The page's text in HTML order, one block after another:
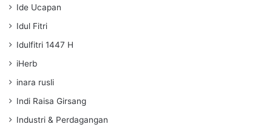
Ide Ucapan
Idul Fitri
Idulfitri 1447 H
iHerb
inara rusli
Indi Raisa Girsang
Industri & Perdagangan